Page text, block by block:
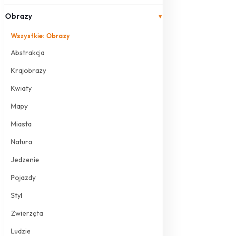
Obrazy ▾
Wszystkie: Obrazy
Abstrakcja
Krajobrazy
Kwiaty
Mapy
Miasta
Natura
Jedzenie
Pojazdy
Styl
Zwierzęta
Ludzie